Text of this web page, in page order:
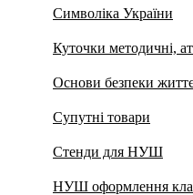
Символіка України
Куточки методичні,
Основи безпеки
Супутні товари
Стенди для НУШ
НУШ оформлення